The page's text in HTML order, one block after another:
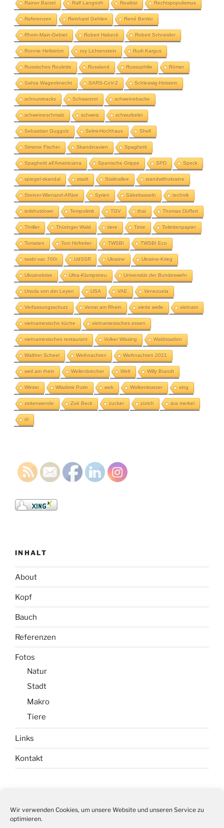
Wir verwenden Cookies, um unsere Website und unseren Service zu
optimieren.
Rainer Barzel Ralf Langroth Realität Rechtspopulismus
Referenzen Reinhard Gehlen René Benko
Rhein-Main-Gebiet Robert Habeck Robert Schneider
Ronnie Hellström roy Lichtenstein Rudi Kargus
Russisches Roulette Russland Russophilie Römer
Sahra Wagenknecht SARS-CoV-2 Schleswig-Holstein
schnurstracks Schwarzrot schweinebacke
schweineschmalz schweiz schwurbelei
Sebastian Guggolz Selmi-Hochhaus Shell
Simone Fischer Skandinavien Spaghetti
Spaghetti all'Amatriciana Spanische Grippe SPD Speck
spiegel-skandal stadt Stalinallee standwithukraine
Steiner-Wienand-Affäre Syrien Säbelrasseln technik
teilshutdown Tempolimit TGV thai Thomas Düffert
Thriller Thüringer Wald tiere Tinte Toilettenpapier
Tomaten Toni Hofreiter TWSBI TWSBI Eco
twsbi vac 700r UdSSR Ukraine Ukraine-Krieg
Ukrainekrise Ultra-Klumpstreu Universität der Bundeswehr
Ursula von der Leyen USA VAE Venezuela
Verfassungsschutz Verrat am Rhein vierte welle vietnam
vietnamesische küche vietnamesisches essen
vietnamesisches restaurant Volker Wissing Waldstadion
Walther Scheel Weihnachten Weihnachten 2021
weil am rhein Wellenbrecher Welt Willy Brandt
Winter Wladimir Putin wok Wolkenkratzer xing
zeitenwende Zoë Beck zucker zürich ära merkel
öl
INHALT
About
Kopf
Bauch
Referenzen
Fotos
Natur
Stadt
Makro
Tiere
Links
Kontakt
Datenschutz